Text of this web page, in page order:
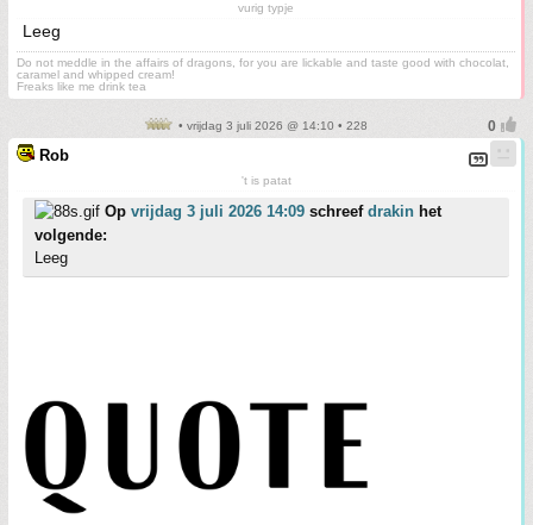
vurig typje
Leeg
Do not meddle in the affairs of dragons, for you are lickable and taste good with chocolat,
caramel and whipped cream!
Freaks like me drink tea
• vrijdag 3 juli 2026 @ 14:10 • 228
Rob
't is patat
Op vrijdag 3 juli 2026 14:09 schreef drakin het
volgende:
Leeg